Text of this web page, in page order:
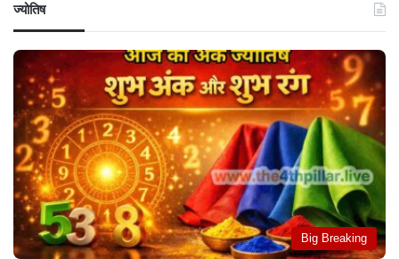
ज्योतिष
Big Breaking